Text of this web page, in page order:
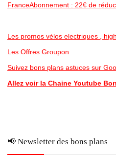
FranceAbonnement : 22€ de
Les promos vélos electriques ,
Les Offres Groupon
Suivez bons plans astuces sur
Allez voir la Chaine Youtube
📢 Newsletter des bons plans